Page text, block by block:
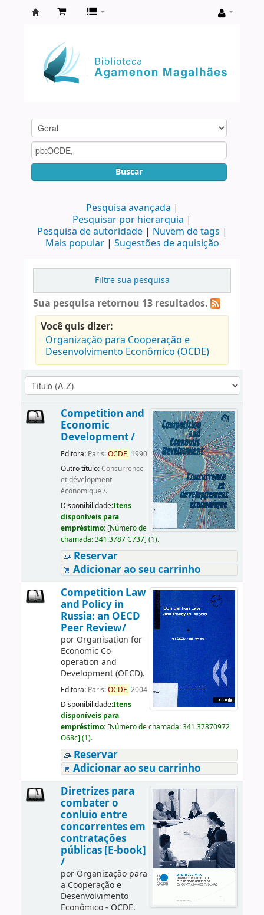
Agamenon
Magalhães
Buscar
Pesquisa avançada
Pesquisar por hierarquia
Pesquisa de autoridade
Nuvem de tags
Mais popular
Sugestões de aquisição
Filtre sua pesquisa
Sua pesquisa retornou 13 resultados.
Você quis dizer:
Organização para Cooperação e
Desenvolvimento Econômico (OCDE)
Competition and
Economic
Development /
Editora: Paris:OCDE,1990
Outro título:Concurrence
et dévelopment
économique /.
Disponibilidade:Itens
disponíveis para
empréstimo: [Número de
chamada:341.3787 C737] (1).
Reservar
Adicionar ao seu carrinho
Competition Law
and Policy in
Russia: an OECD
Peer Review/
por Organisation for
Economic Co-
operation and
Development (OECD).
Editora: Paris:OCDE,2004
Disponibilidade:Itens
disponíveis para
empréstimo: [Número de chamada:341.37870972
O68c] (1).
Reservar
Adicionar ao seu carrinho
Diretrizes para
combater o
conluio entre
concorrentes em
contratações
públicas [E-book]
/
por Organização para
a Cooperação e
Desenvolvimento
Econômico - OCDE.